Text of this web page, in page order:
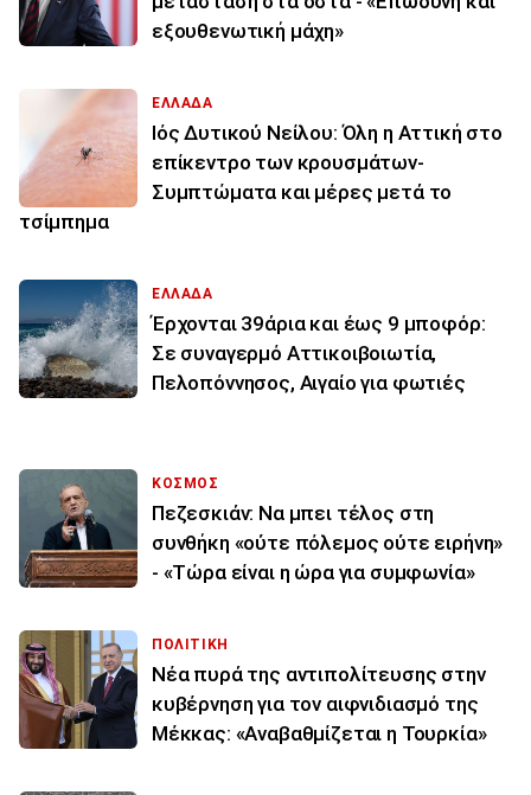
εξουθενωτική μάχη»
ΕΛΛΑΔΑ
Ιός Δυτικού Νείλου: Όλη η Αττική στο
επίκεντρο των κρουσμάτων-
Συμπτώματα και μέρες μετά το
τσίμπημα
ΕΛΛΑΔΑ
Έρχονται 39άρια και έως 9 μποφόρ:
Σε συναγερμό Αττικοιβοιωτία,
Πελοπόννησος, Αιγαίο για φωτιές
ΚΟΣΜΟΣ
Πεζεσκιάν: Να μπει τέλος στη
συνθήκη «ούτε πόλεμος ούτε ειρήνη»
- «Τώρα είναι η ώρα για συμφωνία»
ΠΟΛΙΤΙΚΗ
Νέα πυρά της αντιπολίτευσης στην
κυβέρνηση για τον αιφνιδιασμό της
Μέκκας: «Αναβαθμίζεται η Τουρκία»